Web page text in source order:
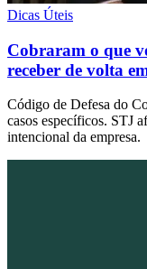
Dicas Úteis
Cobraram o que
receber de volta
Código de Defesa do
casos específicos. STJ
intencional da empresa.